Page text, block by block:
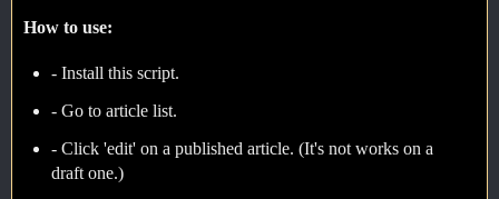
How to use:
- Install this script.
- Go to article list.
- Click 'edit' on a published article. (It's not works on a
draft one.)